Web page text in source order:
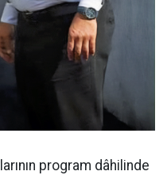
program dâhilinde